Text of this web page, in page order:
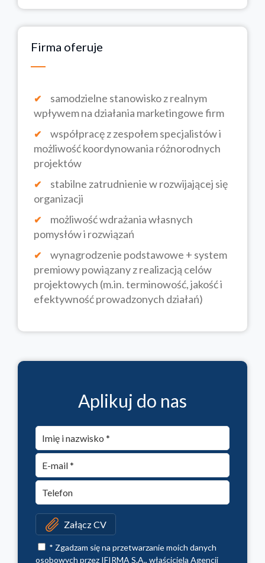
Firma oferuje
samodzielne stanowisko z realnym
wpływem na działania marketingowe firm
współpracę z zespołem specjalistów i
możliwość koordynowania różnorodnych
projektów
stabilne zatrudnienie w rozwijającej się
organizacji
możliwość wdrażania własnych
pomysłów i rozwiązań
wynagrodzenie podstawowe + system
premiowy powiązany z realizacją celów
projektowych (m.in. terminowość, jakość i
efektywność prowadzonych działań)
Aplikuj do nas
Załącz CV
* Zgadzam się na przetwarzanie moich danych
osobowych przez IFIRMA S.A., właściciela Agencji